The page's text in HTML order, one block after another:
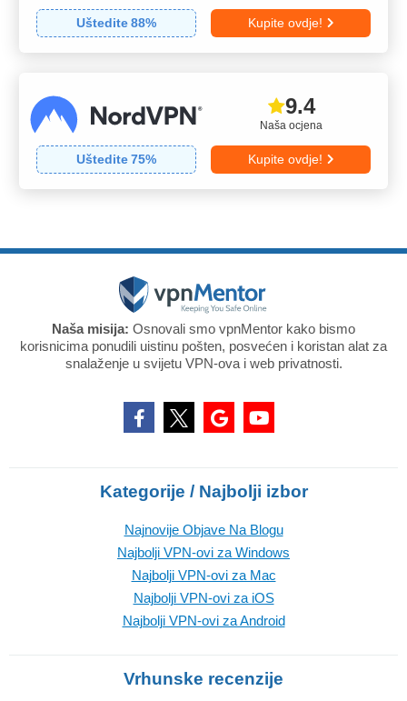
Uštedite88% Kupite ovdje!
Naša ocjena
9.4
Uštedite75% Kupite ovdje!
Naša misija: Osnovali smo vpnMentor kako bismo
korisnicima ponudili uistinu pošten, posvećen i koristan alat za
snalaženje u svijetu VPN-ova i web privatnosti.
Kategorije / Najbolji izbor
Najnovije Objave Na Blogu
Najbolji VPN-ovi za Windows
Najbolji VPN-ovi za Mac
Najbolji VPN-ovi za iOS
Najbolji VPN-ovi za Android
Vrhunske recenzije